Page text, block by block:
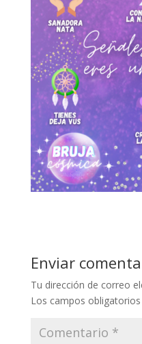
Enviar
Tu dirección de correo
Los campos